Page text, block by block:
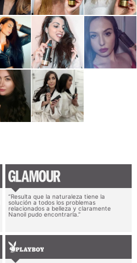
“Resulta que la naturaleza tiene la
solución a todos los problemas
relacionados a belleza y claramente
Nanoil pudo encontrarla.”